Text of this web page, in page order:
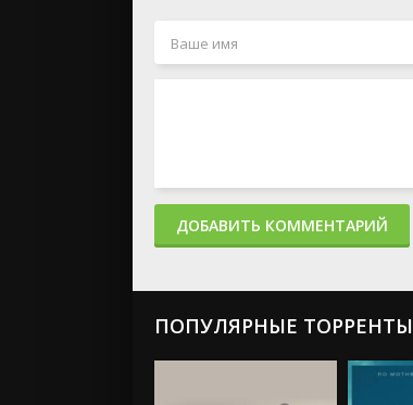
ДОБАВИТЬ КОММЕНТАРИЙ
ПОПУЛЯРНЫЕ ТОРРЕНТЫ